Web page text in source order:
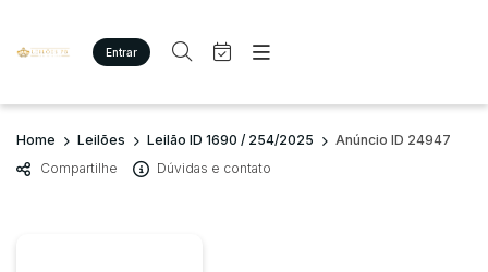
Entrar
Criar conta Entrar
Site
Agenda
Quem Somos
Busca por palavra-chave
Quem Somos
Home Leilões Leilão ID 1690 / 254/2025
Anúncio ID 24947
Compartilhe
Dúvidas e contato